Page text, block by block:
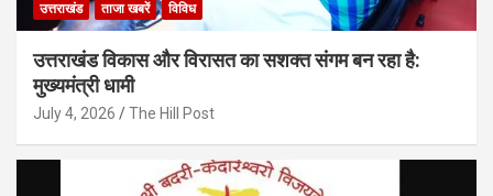
उत्तराखंड ताजा खबरें विविध
उत्तराखंड विकास और विरासत का सशक्त संगम बन रहा है:
मुख्यमंत्री धामी
July 4, 2026 The Hill Post